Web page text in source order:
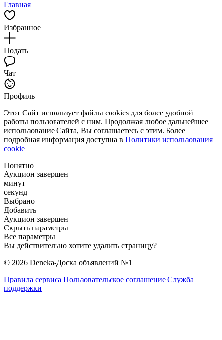
Главная
Избранное
Подать
Чат
Профиль
Этот Сайт использует файлы cookies для более удобной
работы пользователей с ним. Продолжая любое дальнейшее
использование Сайта, Вы соглашаетесь с этим. Более
подробная информация доступна в Политики использования
cookie
Понятно
Аукцион завершен
минут
секунд
Выбрано
Добавить
Аукцион завершен
Скрыть параметры
Все параметры
Вы действительно хотите удалить страницу?
© 2026 Deneka-Доска объявлений №1
Правила сервиса Пользовательское соглашение Служба
поддержки